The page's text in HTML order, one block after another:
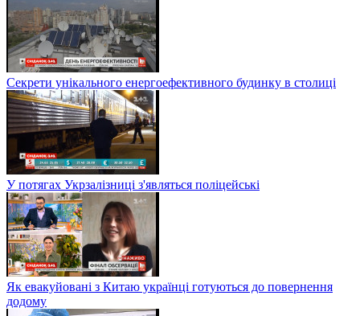
Секрети унікального енергоефективного будинку в столиці
У потягах Укрзалізниці з'являться поліцейські
Як евакуйовані з Китаю українці готуються до повернення
додому